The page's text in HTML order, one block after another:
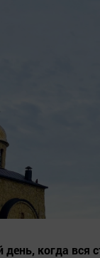
день, когда вся